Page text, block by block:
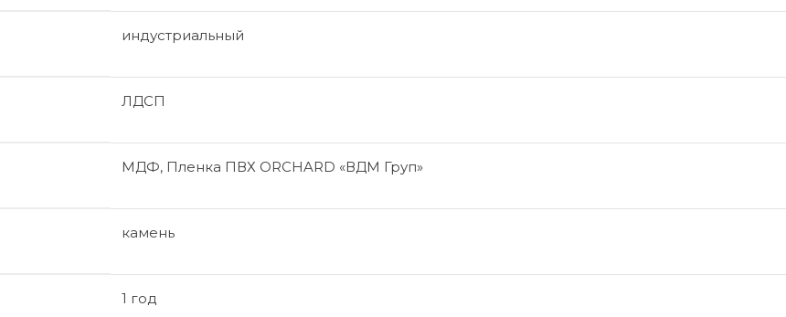
индустриальный
ЛДСП
МДФ, Пленка ПВХ ORCHARD «ВДМ Груп»
камень
1 год